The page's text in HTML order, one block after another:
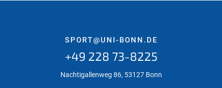
SPORT@UNI-BONN.DE
+49 228 73-8225
Nachtigallenweg 86, 53127 Bonn